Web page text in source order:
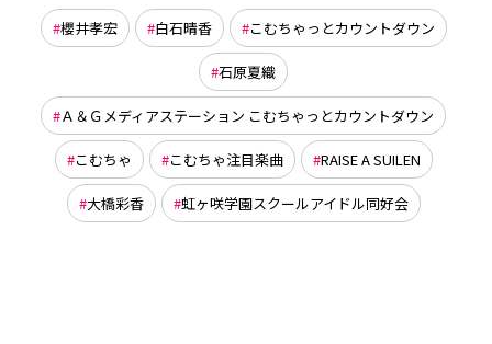
櫻井孝宏 白石晴香 こむちゃっとカウントダウン
石原夏織
Ａ＆Ｇメディアステーション こむちゃっとカウントダウン
こむちゃ こむちゃ注目楽曲 RAISE A SUILEN
大橋彩香 虹ヶ咲学園スクールアイドル同好会